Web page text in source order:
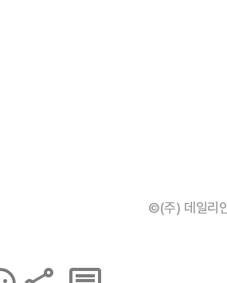
©(주) 데일리